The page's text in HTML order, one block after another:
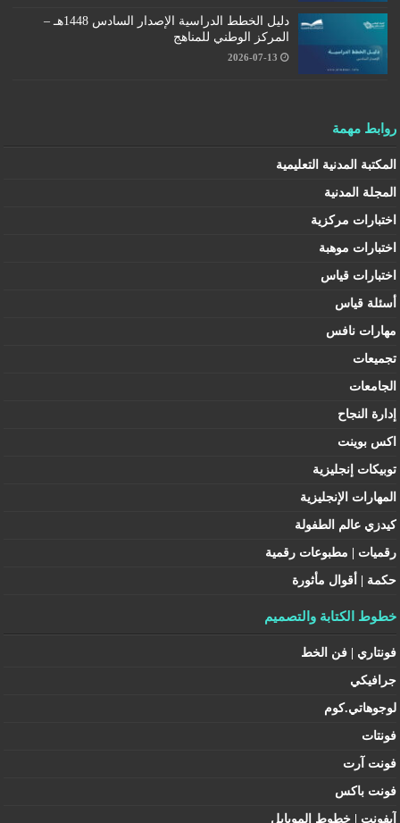
دليل الخطط الدراسية الإصدار السادس 1448هـ –
المركز الوطني للمناهج
2026-07-13
روابط مهمة
المكتبة المدنية التعليمية
المجلة المدنية
اختبارات مركزية
اختبارات موهبة
اختبارات قياس
أسئلة قياس
مهارات نافس
تجميعات
الجامعات
إدارة النجاح
اكس بوينت
توبيكات إنجليزية
المهارات الإنجليزية
كيدزي عالم الطفولة
رقميات | مطبوعات رقمية
حكمة | أقوال مأثورة
خطوط الكتابة والتصميم
فونتاري | فن الخط
جرافيكي
لوجوهاتي.كوم
فونتات
فونت آرت
فونت باكس
آيفونت | خطوط الموبايل